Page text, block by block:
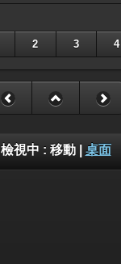
2 3 4
檢視中 : 移動| 桌面